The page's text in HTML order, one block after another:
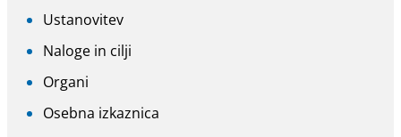
Ustanovitev
Naloge in cilji
Organi
Osebna izkaznica